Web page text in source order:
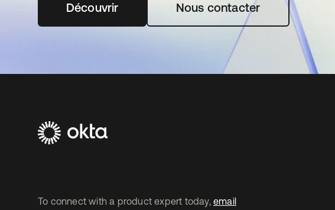
Découvrirs’ouvre dans un nouvel onglet
Nous contacter
To connect with a product expert today, email